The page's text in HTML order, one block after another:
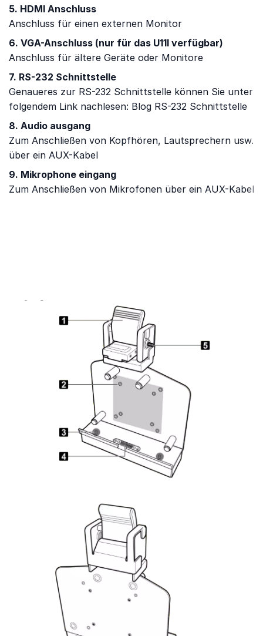
5. HDMI Anschluss
Anschluss für einen externen Monitor
6. VGA-Anschluss (nur für das U11I verfügbar)
Anschluss für ältere Geräte oder Monitore
7. RS-232 Schnittstelle
Genaueres zur RS-232 Schnittstelle können Sie unter
folgendem Link nachlesen: Blog RS-232 Schnittstelle
8. Audio ausgang
Zum Anschließen von Kopfhören, Lautsprechern usw.
über ein AUX-Kabel
9. Mikrophone eingang
Zum Anschließen von Mikrofonen über ein AUX-Kabel